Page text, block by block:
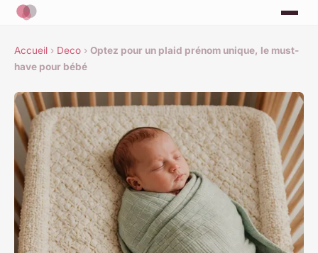
Accueil › Deco › Optez pour un plaid prénom unique, le must-
have pour bébé